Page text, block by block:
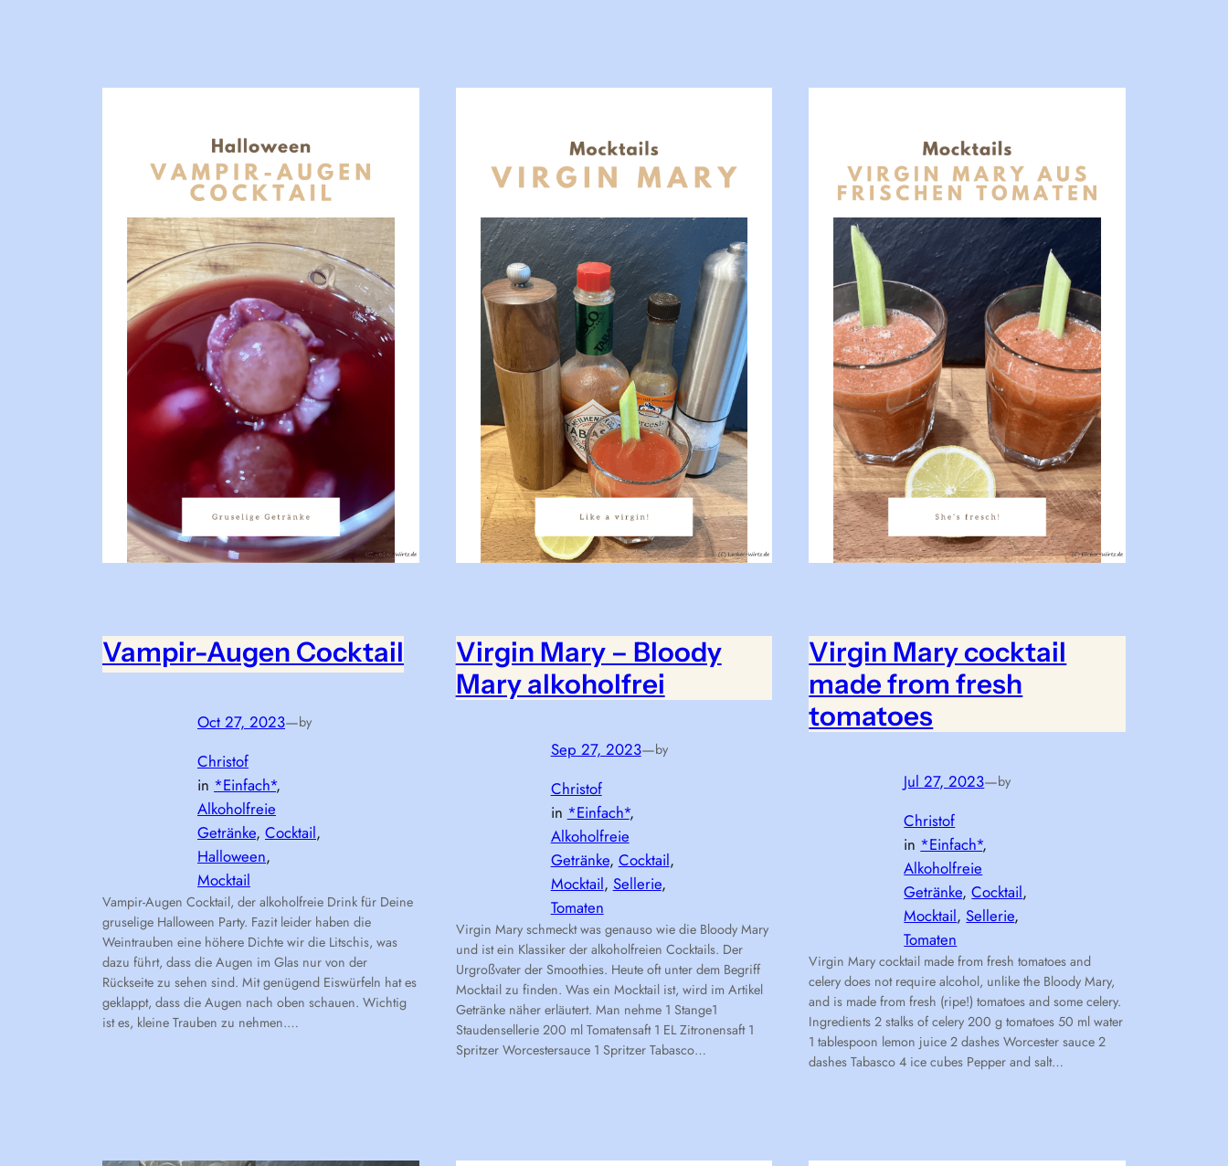
Vampir-Augen Cocktail
Oct 27, 2023—by
Christof
in *Einfach*
Alkoholfreie
Getränke, Cocktail
Halloween
Mocktail
Vampir-Augen Cocktail, der alkoholfreie Drink für Deine
gruselige Halloween Party. Fazit leider haben die
Weintrauben eine höhere Dichte wir die Litschis, was
dazu führt, dass die Augen im Glas nur von der
Rückseite zu sehen sind. Mit genügend Eiswürfeln hat es
geklappt, dass die Augen nach oben schauen. Wichtig
ist es, kleine Trauben zu nehmen.…
Virgin Mary – Bloody
Mary alkoholfrei
Sep 27, 2023—by
Christof
in *Einfach*
Alkoholfreie
Getränke, Cocktail
Mocktail, Sellerie
Tomaten
Virgin Mary schmeckt was genauso wie die Bloody Mary
und ist ein Klassiker der alkoholfreien Cocktails. Der
Urgroßvater der Smoothies. Heute oft unter dem Begriff
Mocktail zu finden. Was ein Mocktail ist, wird im Artikel
Getränke näher erläutert. Man nehme 1 Stange1
Staudensellerie 200 ml Tomatensaft 1 EL Zitronensaft 1
Spritzer Worcestersauce 1 Spritzer Tabasco…
Virgin Mary cocktail
made from fresh
tomatoes
Jul 27, 2023—by
Christof
in *Einfach*
Alkoholfreie
Getränke, Cocktail
Mocktail, Sellerie
Tomaten
Virgin Mary cocktail made from fresh tomatoes and
celery does not require alcohol, unlike the Bloody Mary,
and is made from fresh (ripe!) tomatoes and some celery.
Ingredients 2 stalks of celery 200 g tomatoes 50 ml water
1 tablespoon lemon juice 2 dashes Worcester sauce 2
dashes Tabasco 4 ice cubes Pepper and salt…